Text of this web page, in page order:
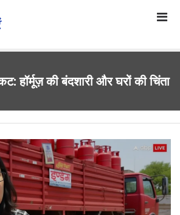
हॉर्मूज़ की बंदशारी और घरों की चिंता